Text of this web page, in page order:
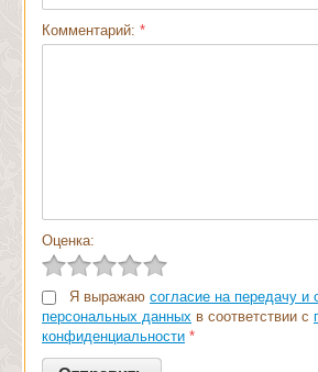
Комментарий: *
Оценка:
Я выражаю согласие на передачу и
персональных данных в соответствии с
конфиденциальности *